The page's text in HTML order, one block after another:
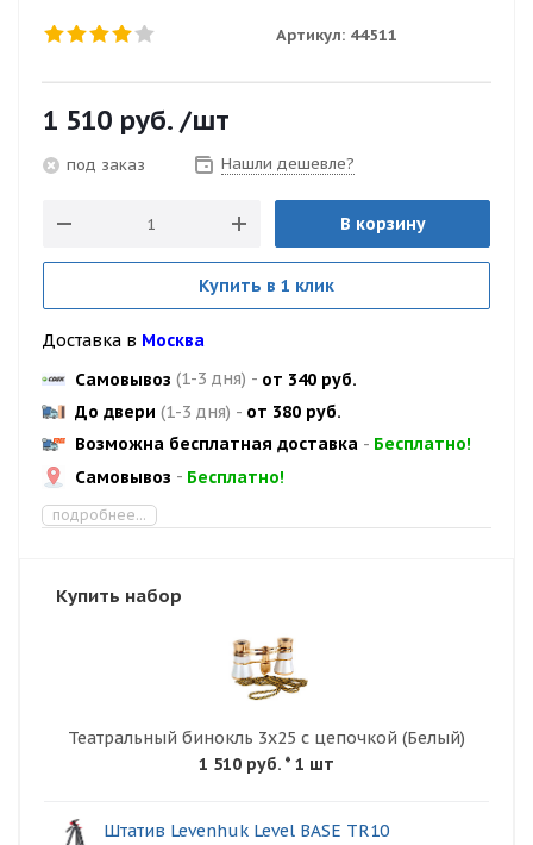
Артикул: 44511
1 510 руб. /шт
под заказ Нашли дешевле?
В корзину
Купить в 1 клик
Доставка в Москва
Самовывоз (1-3 дня) - от 340 руб.
До двери (1-3 дня) - от 380 руб.
Возможна бесплатная доставка - Бесплатно!
Самовывоз - Бесплатно!
подробнее...
Купить набор
Театральный бинокль 3х25 с цепочкой (Белый)
1 510 руб. * 1 шт
Штатив Levenhuk Level BASE TR10